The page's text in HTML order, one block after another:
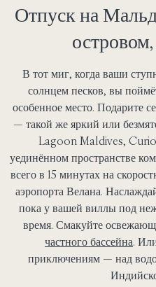
Отпуск на
В тот миг, когда ваши
солнцем песков, вы
особенное место. Подарите
— такой же яркий или
Lagoon Maldives,
уединённом пространстве
всего в 15 минутах на
аэропорта Велана.
пока у вашей виллы под
время. Смакуйте
частного бассейна.
приключениям — над